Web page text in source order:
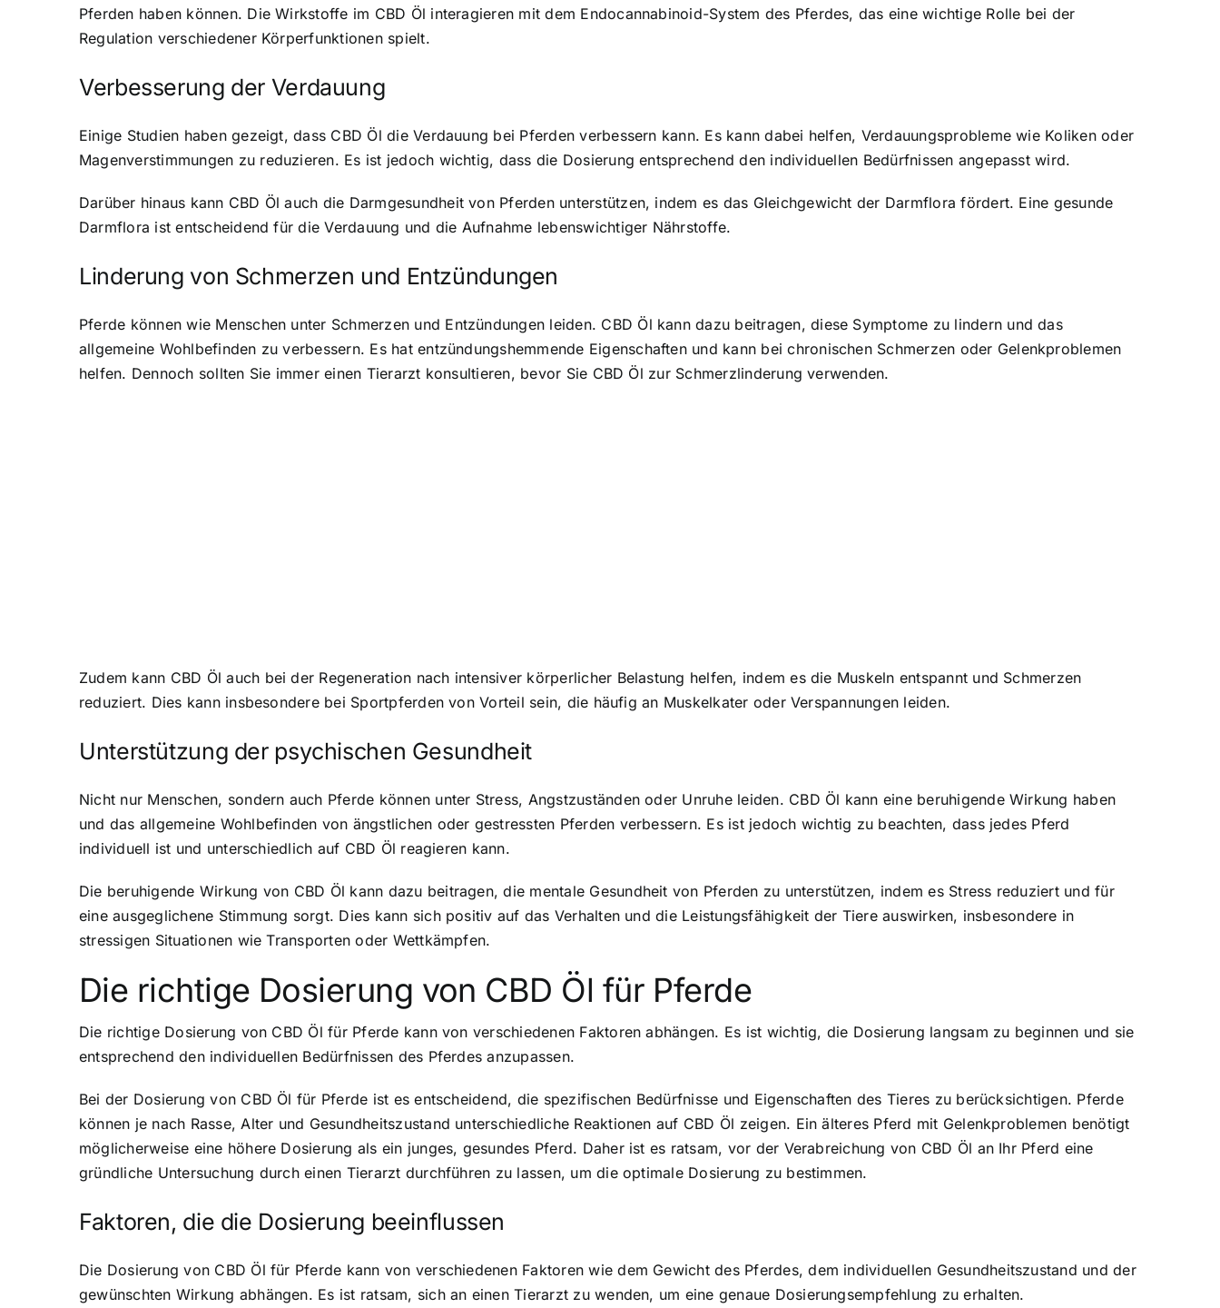
Pferden haben können. Die Wirkstoffe im CBD Öl interagieren mit dem Endocannabinoid-System des Pferdes, das eine wichtige Rolle bei der
Regulation verschiedener Körperfunktionen spielt.
Verbesserung der Verdauung
Einige Studien haben gezeigt, dass CBD Öl die Verdauung bei Pferden verbessern kann. Es kann dabei helfen, Verdauungsprobleme wie Koliken oder
Magenverstimmungen zu reduzieren. Es ist jedoch wichtig, dass die Dosierung entsprechend den individuellen Bedürfnissen angepasst wird.
Darüber hinaus kann CBD Öl auch die Darmgesundheit von Pferden unterstützen, indem es das Gleichgewicht der Darmflora fördert. Eine gesunde
Darmflora ist entscheidend für die Verdauung und die Aufnahme lebenswichtiger Nährstoffe.
Linderung von Schmerzen und Entzündungen
Pferde können wie Menschen unter Schmerzen und Entzündungen leiden. CBD Öl kann dazu beitragen, diese Symptome zu lindern und das
allgemeine Wohlbefinden zu verbessern. Es hat entzündungshemmende Eigenschaften und kann bei chronischen Schmerzen oder Gelenkproblemen
helfen. Dennoch sollten Sie immer einen Tierarzt konsultieren, bevor Sie CBD Öl zur Schmerzlinderung verwenden.
Zudem kann CBD Öl auch bei der Regeneration nach intensiver körperlicher Belastung helfen, indem es die Muskeln entspannt und Schmerzen
reduziert. Dies kann insbesondere bei Sportpferden von Vorteil sein, die häufig an Muskelkater oder Verspannungen leiden.
Unterstützung der psychischen Gesundheit
Nicht nur Menschen, sondern auch Pferde können unter Stress, Angstzuständen oder Unruhe leiden. CBD Öl kann eine beruhigende Wirkung haben
und das allgemeine Wohlbefinden von ängstlichen oder gestressten Pferden verbessern. Es ist jedoch wichtig zu beachten, dass jedes Pferd
individuell ist und unterschiedlich auf CBD Öl reagieren kann.
Die beruhigende Wirkung von CBD Öl kann dazu beitragen, die mentale Gesundheit von Pferden zu unterstützen, indem es Stress reduziert und für
eine ausgeglichene Stimmung sorgt. Dies kann sich positiv auf das Verhalten und die Leistungsfähigkeit der Tiere auswirken, insbesondere in
stressigen Situationen wie Transporten oder Wettkämpfen.
Die richtige Dosierung von CBD Öl für Pferde
Die richtige Dosierung von CBD Öl für Pferde kann von verschiedenen Faktoren abhängen. Es ist wichtig, die Dosierung langsam zu beginnen und sie
entsprechend den individuellen Bedürfnissen des Pferdes anzupassen.
Bei der Dosierung von CBD Öl für Pferde ist es entscheidend, die spezifischen Bedürfnisse und Eigenschaften des Tieres zu berücksichtigen. Pferde
können je nach Rasse, Alter und Gesundheitszustand unterschiedliche Reaktionen auf CBD Öl zeigen. Ein älteres Pferd mit Gelenkproblemen benötigt
möglicherweise eine höhere Dosierung als ein junges, gesundes Pferd. Daher ist es ratsam, vor der Verabreichung von CBD Öl an Ihr Pferd eine
gründliche Untersuchung durch einen Tierarzt durchführen zu lassen, um die optimale Dosierung zu bestimmen.
Faktoren, die die Dosierung beeinflussen
Die Dosierung von CBD Öl für Pferde kann von verschiedenen Faktoren wie dem Gewicht des Pferdes, dem individuellen Gesundheitszustand und der
gewünschten Wirkung abhängen. Es ist ratsam, sich an einen Tierarzt zu wenden, um eine genaue Dosierungsempfehlung zu erhalten.